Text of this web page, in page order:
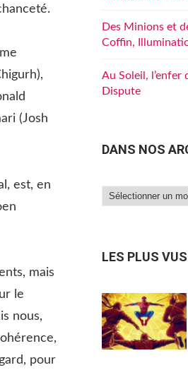
(Josh
est, en
mais
le
nous,
pour
Des Minions et
Coffin,
Au Soleil, l’enfer
Dispute
DANS NOS
Dans
LES PLUS VUS